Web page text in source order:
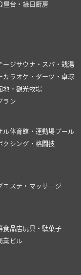
屋台・縁日 厨房
ージサウナ・スパ・銭湯
カラオケ・ダーツ・卓球
地・観光牧場
ラン
ル体育館・運動場プール
クシング・格闘技
エステ・マッサージ
食品店玩具・駄菓子
業ビル